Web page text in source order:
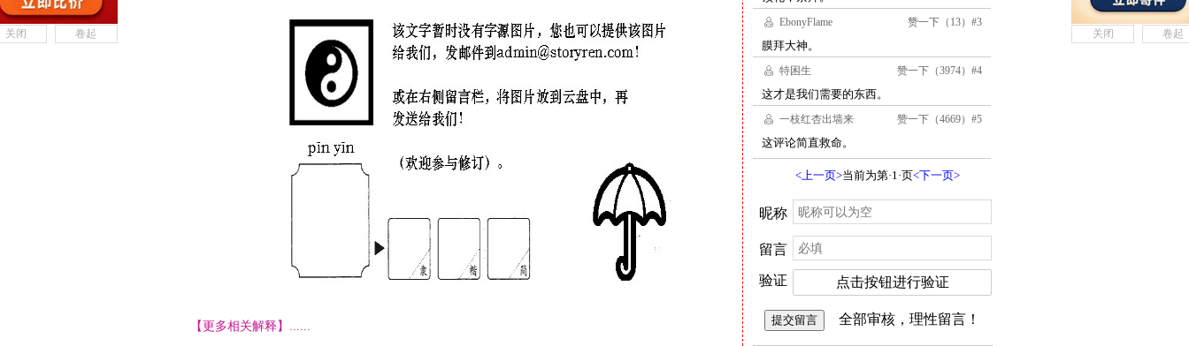
【更多相关解释】......
关闭 卷起 关闭 卷起